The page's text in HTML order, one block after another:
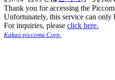
Thank you for accessing the
Unfortunately, this service can only
For inquiries, please click here.
Kakao piccoma Corp.